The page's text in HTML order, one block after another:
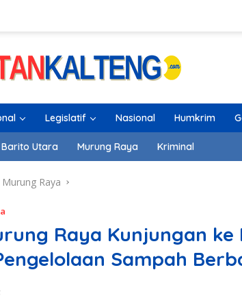
Legislatif Nasional Humkrim
Barito Utara Murung Raya Kriminal
Murung Raya
Raya Kunjungan
Sampah